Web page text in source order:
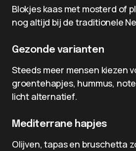
Blokjes kaas met mosterd of
nog altijd bij de traditionele
Gezonde varianten
Steeds meer mensen kiezen
groentehapjes, hummus,
licht alternatief.
Mediterrane hapjes
Olijven, tapas en bruschetta